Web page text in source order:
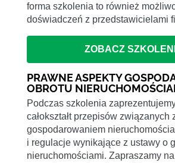
forma szkolenia to również
doświadczeń z przedstawicielami
ZOBACZ
PRAWNE ASPEKTY
OBROTU
Podczas szkolenia
całokształt przepisów związanych
gospodarowaniem
i regulacje wynikające z ustawy o
nieruchomościami. Zapraszamy